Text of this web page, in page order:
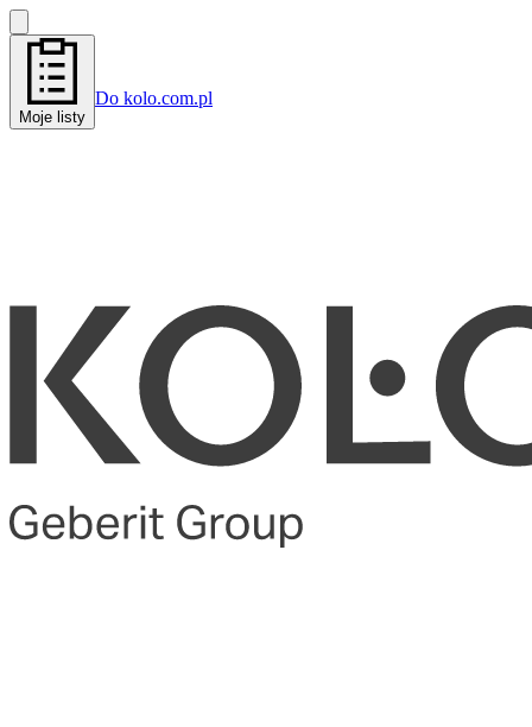
Moje listy
Do kolo.com.pl